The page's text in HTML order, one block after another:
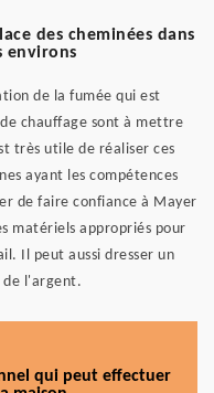
des cheminées dans
environs
de la fumée qui est
chauffage sont à mettre
très utile de réaliser ces
ayant les compétences
de faire confiance à Mayer
matériels appropriés pour
Il peut aussi dresser un
de l'argent.
qui peut effectuer